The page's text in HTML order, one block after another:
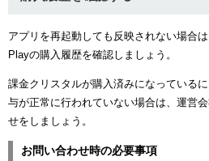
アプリを再起動しても反映されない場合
Playの購入履歴を確認しましょう。
課金クリスタルが購入済みになっている
与が正常に行われていない場合は、運営
せをしましょう。
お問い合わせ時の必要事項